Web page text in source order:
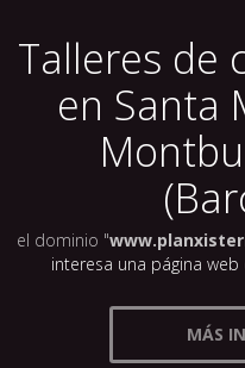
Talleres de
en Santa
el dominio "
interesa una página
MÁS